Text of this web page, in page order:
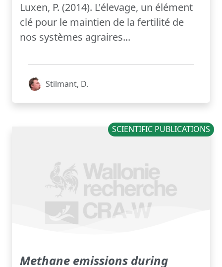
Luxen, P. (2014). L'élevage, un élément
clé pour le maintien de la fertilité de
nos systèmes agraires...
Stilmant, D.
SCIENTIFIC PUBLICATIONS
Methane emissions during